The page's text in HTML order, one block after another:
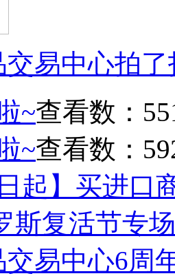
易中心拍
~查看数：
~查看数：
日起】买进口
斯复活节专
易中心6周